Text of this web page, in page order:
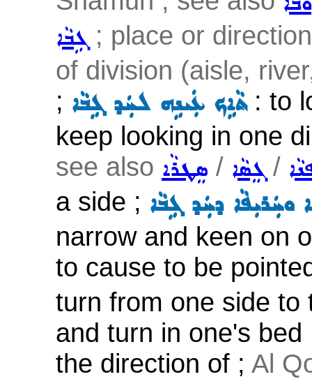
ܓܹܒܵܐ ; place or
of division (aisle,
; ܬܵܐܹܟ ܥܲܝܢܹܗ ܠܚܲܕ ܓܹܒܵܐ: to
keep looking in one
see also ܣܸܛܪܵܐ / ܓܸܣܵܐ /
a side ; ܘܚܲܪܝܼܦܵܐ ܕܚܲܕ ܓܹܒܵܐ
narrow and keen on
to cause to be
turn from one side to
and turn in one's
the direction of ; Al